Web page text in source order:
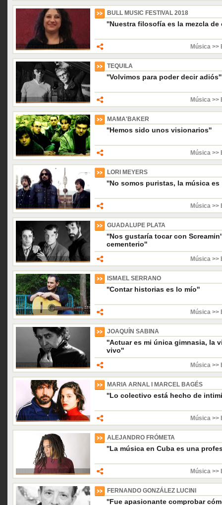
BULL MUSIC FESTIVAL 2018
''Nuestra filosofía es la mezcla
Música >>
TEQUILA
''Volvimos para poder decir adiós''
Música >>
MAMA'BAKER
''Hemos sido unos visionarios''
Música >>
LORI MEYERS
''No somos puristas, la música es
Música >>
GUADALUPE PLATA
''Nos gustaría tocar con
cementerio''
Música >>
ISMAEL SERRANO
''Contar historias es lo mío''
Música >>
JOAQUÍN SABINA
''Actuar es mi única gimnasia, la
vivo''
Música >>
MARIA ARNAL I MARCEL BAGÉS
''Lo colectivo está hecho de
Música >>
ALEJANDRO FRÓMETA
''La música en Cuba es una
Música >>
FERNANDO GONZÁLEZ LUCINI
''Fue apasionante comprobar